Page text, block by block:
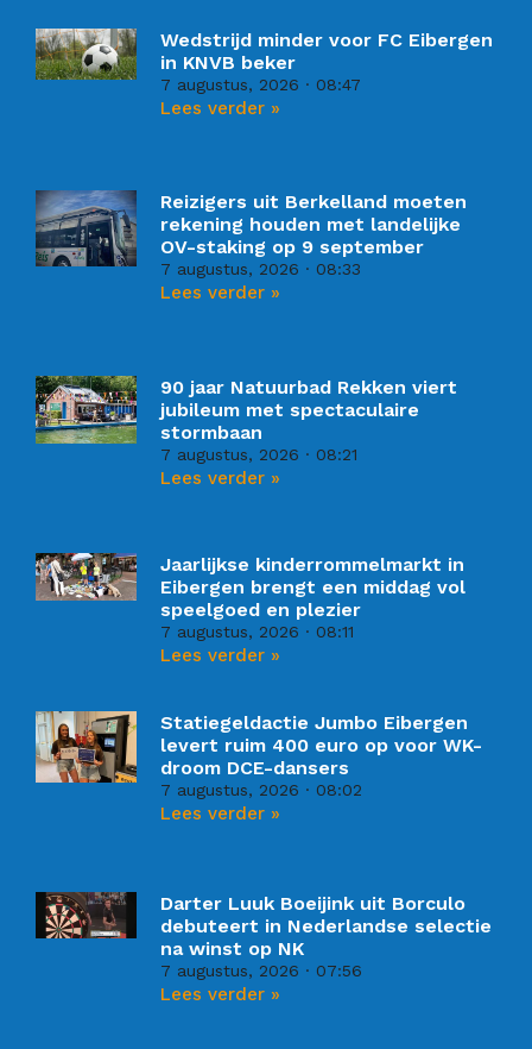
Wedstrijd minder voor FC Eibergen
in KNVB beker
7 augustus, 2026 08:47
Lees verder »
Reizigers uit Berkelland moeten
rekening houden met landelijke
OV-staking op 9 september
7 augustus, 2026 08:33
Lees verder »
90 jaar Natuurbad Rekken viert
jubileum met spectaculaire
stormbaan
7 augustus, 2026 08:21
Lees verder »
Jaarlijkse kinderrommelmarkt in
Eibergen brengt een middag vol
speelgoed en plezier
7 augustus, 2026 08:11
Lees verder »
Statiegeldactie Jumbo Eibergen
levert ruim 400 euro op voor WK-
droom DCE-dansers
7 augustus, 2026 08:02
Lees verder »
Darter Luuk Boeijink uit Borculo
debuteert in Nederlandse selectie
na winst op NK
7 augustus, 2026 07:56
Lees verder »